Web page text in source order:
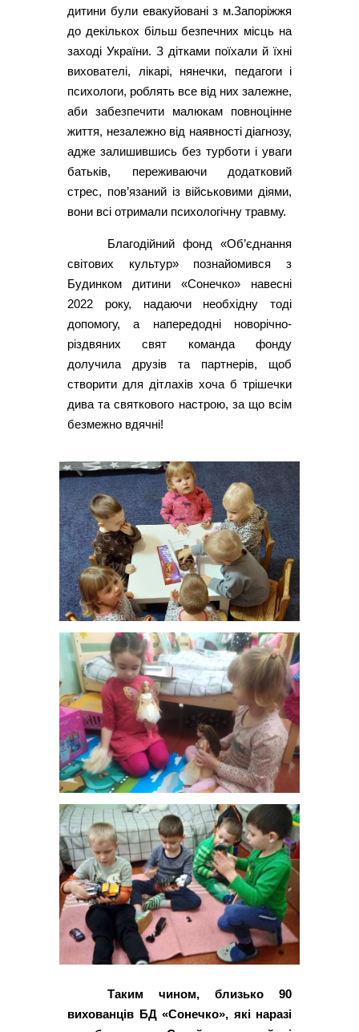
дитини були евакуйовані з м.Запоріжжя
до декількох більш безпечних місць на
заході України. З дітками поїхали й їхні
вихователі, лікарі, нянечки, педагоги і
психологи, роблять все від них залежне,
аби забезпечити малюкам повноцінне
життя, незалежно від наявності діагнозу,
адже залишившись без турботи і уваги
батьків, переживаючи додатковий
стрес, пов’язаний із військовими діями,
вони всі отримали психологічну травму.
Благодійний фонд «Об’єднання
світових культур» познайомився з
Будинком дитини «Сонечко» навесні
2022 року, надаючи необхідну тоді
допомогу, а напередодні новорічно-
різдвяних свят команда фонду
долучила друзів та партнерів, щоб
створити для дітлахів хоча б трішечки
дива та святкового настрою, за що всім
безмежно вдячні!
Таким чином, близько 90
вихованців БД «Сонечко», які наразі